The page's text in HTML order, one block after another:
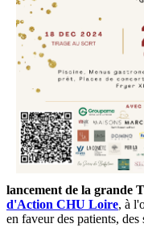
lancement de la grande
d'Action CHU Loire, à
en faveur des patients,